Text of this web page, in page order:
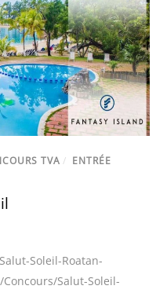
TVA / ENTRÉE
Soleil-Roatan-
Concours/Salut-Soleil-